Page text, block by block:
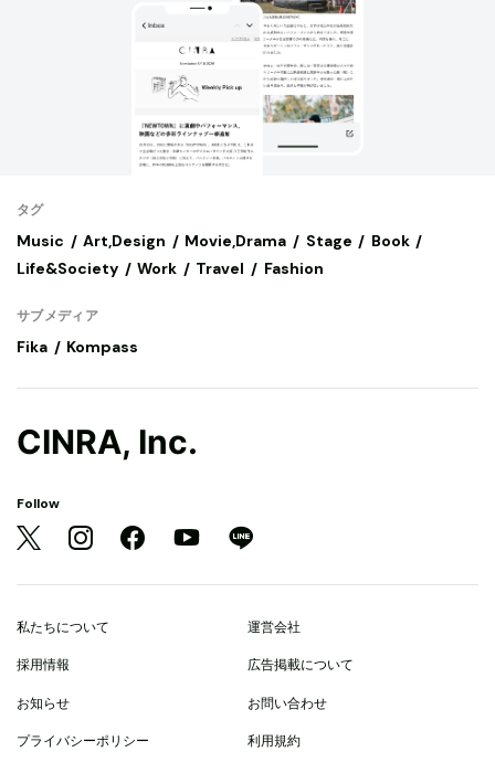
タグ
Music Art,Design Movie,Drama Stage
Book
Life&Society
Work Travel Fashion
サブメディア
Fika Kompass
CINRA, Inc.
Follow
私たちについて 運営会社
採用情報 広告掲載について
お知らせ お問い合わせ
プライバシーポリシー 利用規約